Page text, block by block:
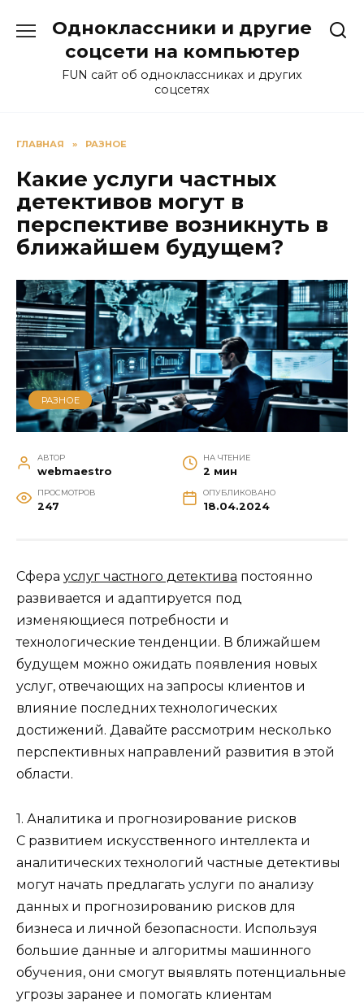
содержанию
Одноклассники и другие
соцсети на компьютер
FUN сайт об одноклассниках и других
соцсетях
ГЛАВНАЯ » РАЗНОЕ
Какие услуги частных
детективов могут в
перспективе возникнуть в
ближайшем будущем?
РАЗНОЕ
АВТОР
webmaestro
НА ЧТЕНИЕ
2 мин
ПРОСМОТРОВ
247
ОПУБЛИКОВАНО
18.04.2024
Сфера услуг частного детектива постоянно
развивается и адаптируется под
изменяющиеся потребности и
технологические тенденции. В ближайшем
будущем можно ожидать появления новых
услуг, отвечающих на запросы клиентов и
влияние последних технологических
достижений. Давайте рассмотрим несколько
перспективных направлений развития в этой
области.
1. Аналитика и прогнозирование рисков
С развитием искусственного интеллекта и
аналитических технологий частные детективы
могут начать предлагать услуги по анализу
данных и прогнозированию рисков для
бизнеса и личной безопасности. Используя
большие данные и алгоритмы машинного
обучения, они смогут выявлять потенциальные
угрозы заранее и помогать клиентам